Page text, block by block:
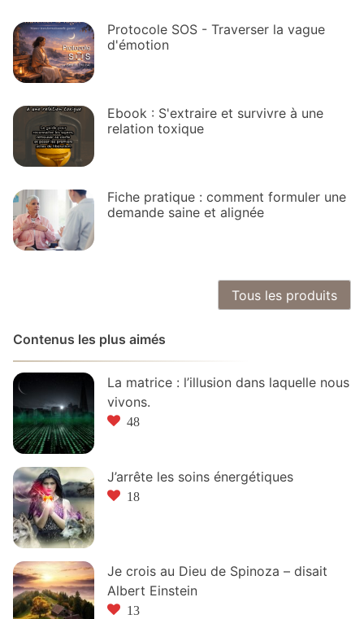
Protocole SOS - Traverser la vague
d'émotion
Ebook : S'extraire et survivre à une
relation toxique
Fiche pratique : comment formuler une
demande saine et alignée
Tous les produits
Contenus les plus aimés
La matrice : l’illusion dans laquelle nous
vivons.
48
J’arrête les soins énergétiques
18
Je crois au Dieu de Spinoza – disait
Albert Einstein
13